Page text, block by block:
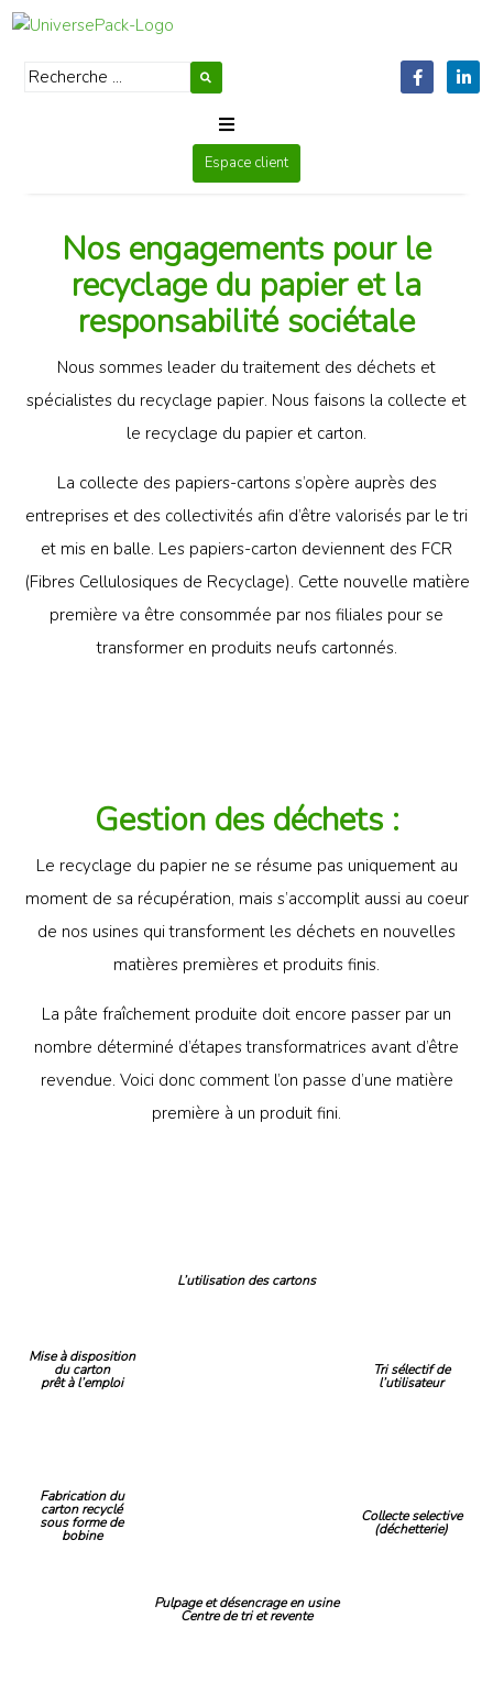
Produits
RSE
News
Français
Espace client
Nos engagements pour le
recyclage du papier et la
responsabilité sociétale
Nous sommes leader du traitement des déchets et
spécialistes du recyclage papier. Nous faisons la collecte et
le recyclage du papier et carton.
La collecte des papiers-cartons s’opère auprès des
entreprises et des collectivités afin d’être valorisés par le tri
et mis en balle. Les papiers-carton deviennent des FCR
(Fibres Cellulosiques de Recyclage). Cette nouvelle matière
première va être consommée par nos filiales pour se
transformer en produits neufs cartonnés.
Gestion des déchets :
Le recyclage du papier ne se résume pas uniquement au
moment de sa récupération, mais s’accomplit aussi au coeur
de nos usines qui transforment les déchets en nouvelles
matières premières et produits finis.
La pâte fraîchement produite doit encore passer par un
nombre déterminé d’étapes transformatrices avant d’être
revendue. Voici donc comment l’on passe d’une matière
première à un produit fini.
L’utilisation des cartons
Mise à disposition
du carton
prêt à l’emploi
Fabrication du
carton recyclé
sous forme de
bobine
Tri sélectif de
l’utilisateur
Collecte selective
(déchetterie)
Pulpage et désencrage en usine
Centre de tri et revente